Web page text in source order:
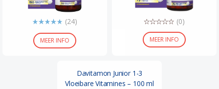
MEER INFO
(24)
MEER INFO
(0)
Davitamon Junior 1-3
Vloeibare Vitamines – 100 ml